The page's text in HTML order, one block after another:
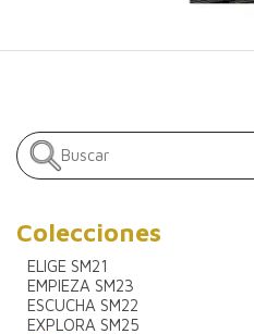
Colecciones
ELIGE SM21
EMPIEZA SM23
ESCUCHA SM22
EXPLORA SM25